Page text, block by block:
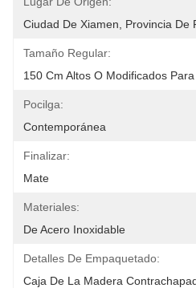
Ciudad De Xiamen, Provincia De
Tamaño Regular:
150 Cm Altos O Modificados
Pocilga:
Contemporánea
Finalizar:
Mate
Materiales:
De Acero Inoxidable
Detalles De Empaquetado:
Caja De La Madera